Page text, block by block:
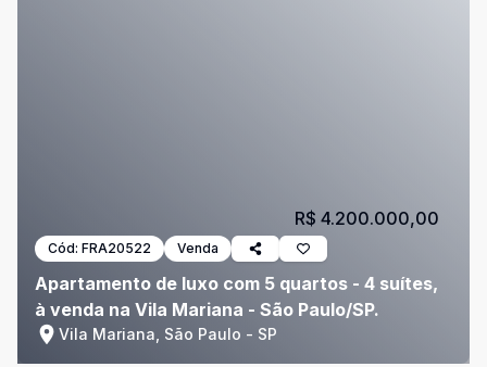
Cód: FRA20522 Venda
Apartamento de luxo com 5 quartos - 4 suítes,
à venda na Vila Mariana - São Paulo/SP.
Vila Mariana, São Paulo - SP
R$ 4.200.000,00